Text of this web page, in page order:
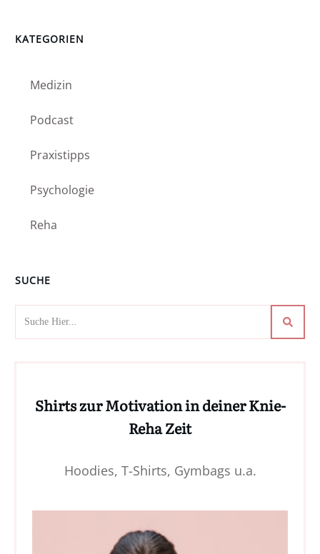
KATEGORIEN
Medizin
Podcast
Praxistipps
Psychologie
Reha
SUCHE
Shirts zur Motivation in deiner Knie-
Reha Zeit
Hoodies, T-Shirts, Gymbags u.a.